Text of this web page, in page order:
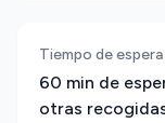
Tiempo de espera
60 min de
otras